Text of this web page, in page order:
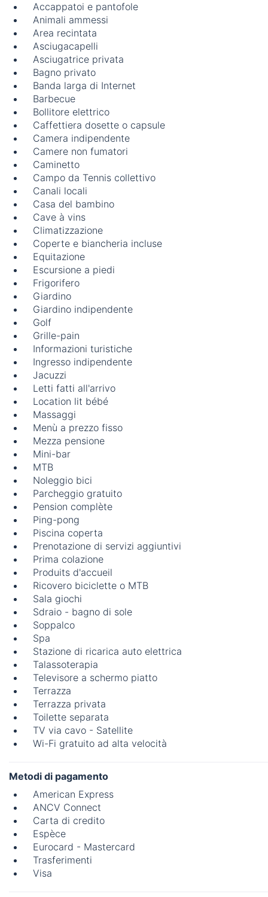
Accappatoi e pantofole
Animali ammessi
Area recintata
Asciugacapelli
Asciugatrice privata
Bagno privato
Banda larga di Internet
Barbecue
Bollitore elettrico
Caffettiera dosette o capsule
Camera indipendente
Camere non fumatori
Caminetto
Campo da Tennis collettivo
Canali locali
Casa del bambino
Cave à vins
Climatizzazione
Coperte e biancheria incluse
Equitazione
Escursione a piedi
Frigorifero
Giardino
Giardino indipendente
Golf
Grille-pain
Informazioni turistiche
Ingresso indipendente
Jacuzzi
Letti fatti all'arrivo
Location lit bébé
Massaggi
Menù a prezzo fisso
Mezza pensione
Mini-bar
MTB
Noleggio bici
Parcheggio gratuito
Pension complète
Ping-pong
Piscina coperta
Prenotazione di servizi aggiuntivi
Prima colazione
Produits d'accueil
Ricovero biciclette o MTB
Sala giochi
Sdraio - bagno di sole
Soppalco
Spa
Stazione di ricarica auto elettrica
Talassoterapia
Televisore a schermo piatto
Terrazza
Terrazza privata
Toilette separata
TV via cavo - Satellite
Wi-Fi gratuito ad alta velocità
Metodi di pagamento
American Express
ANCV Connect
Carta di credito
Espèce
Eurocard - Mastercard
Trasferimenti
Visa